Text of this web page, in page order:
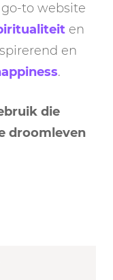
to website
en
en
.
die
droomleven